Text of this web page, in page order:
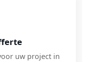
uw project in